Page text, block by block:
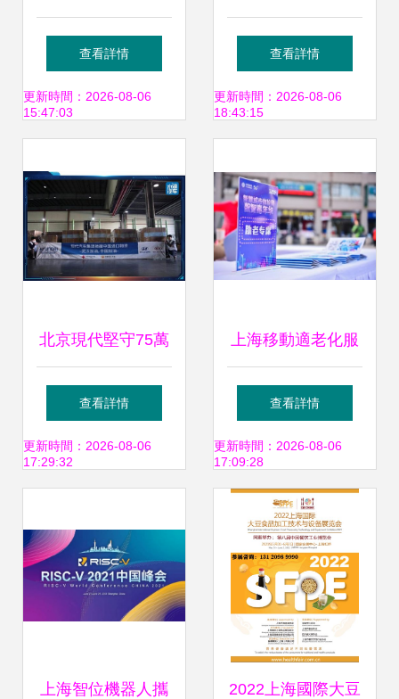
藝與創新推廣的現
代交響曲
查看詳情
更新時間：2026-08-06
15:47:03
海通用北盛工廠參
觀記與新科魯茲誕
查看詳情
更新時間：2026-08-06
18:43:15
北京現代堅守75萬
年銷目標，以技術
競爭力激活市場新
查看詳情
更新時間：2026-08-06
17:29:32
上海移動適老化服
務實踐 讓銀發族共
享數字生活紅利
查看詳情
更新時間：2026-08-06
17:09:28
上海智位機器人攜 2022上海國際大豆